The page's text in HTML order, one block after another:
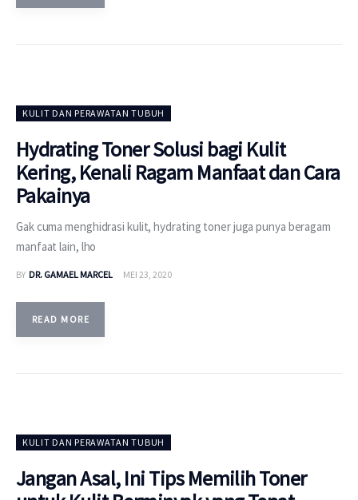
KULIT DAN PERAWATAN TUBUH
Hydrating Toner Solusi bagi Kulit
Kering, Kenali Ragam Manfaat dan Cara
Pakainya
Gak cuma menghidrasi kulit, hydrating toner juga punya beragam
manfaat lain, lho
BY DR. GAMAEL MARCEL MEI 23, 2020
READ MORE
KULIT DAN PERAWATAN TUBUH
Jangan Asal, Ini Tips Memilih Toner